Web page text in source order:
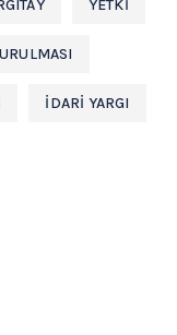
YETKI
İDARİ YARGI